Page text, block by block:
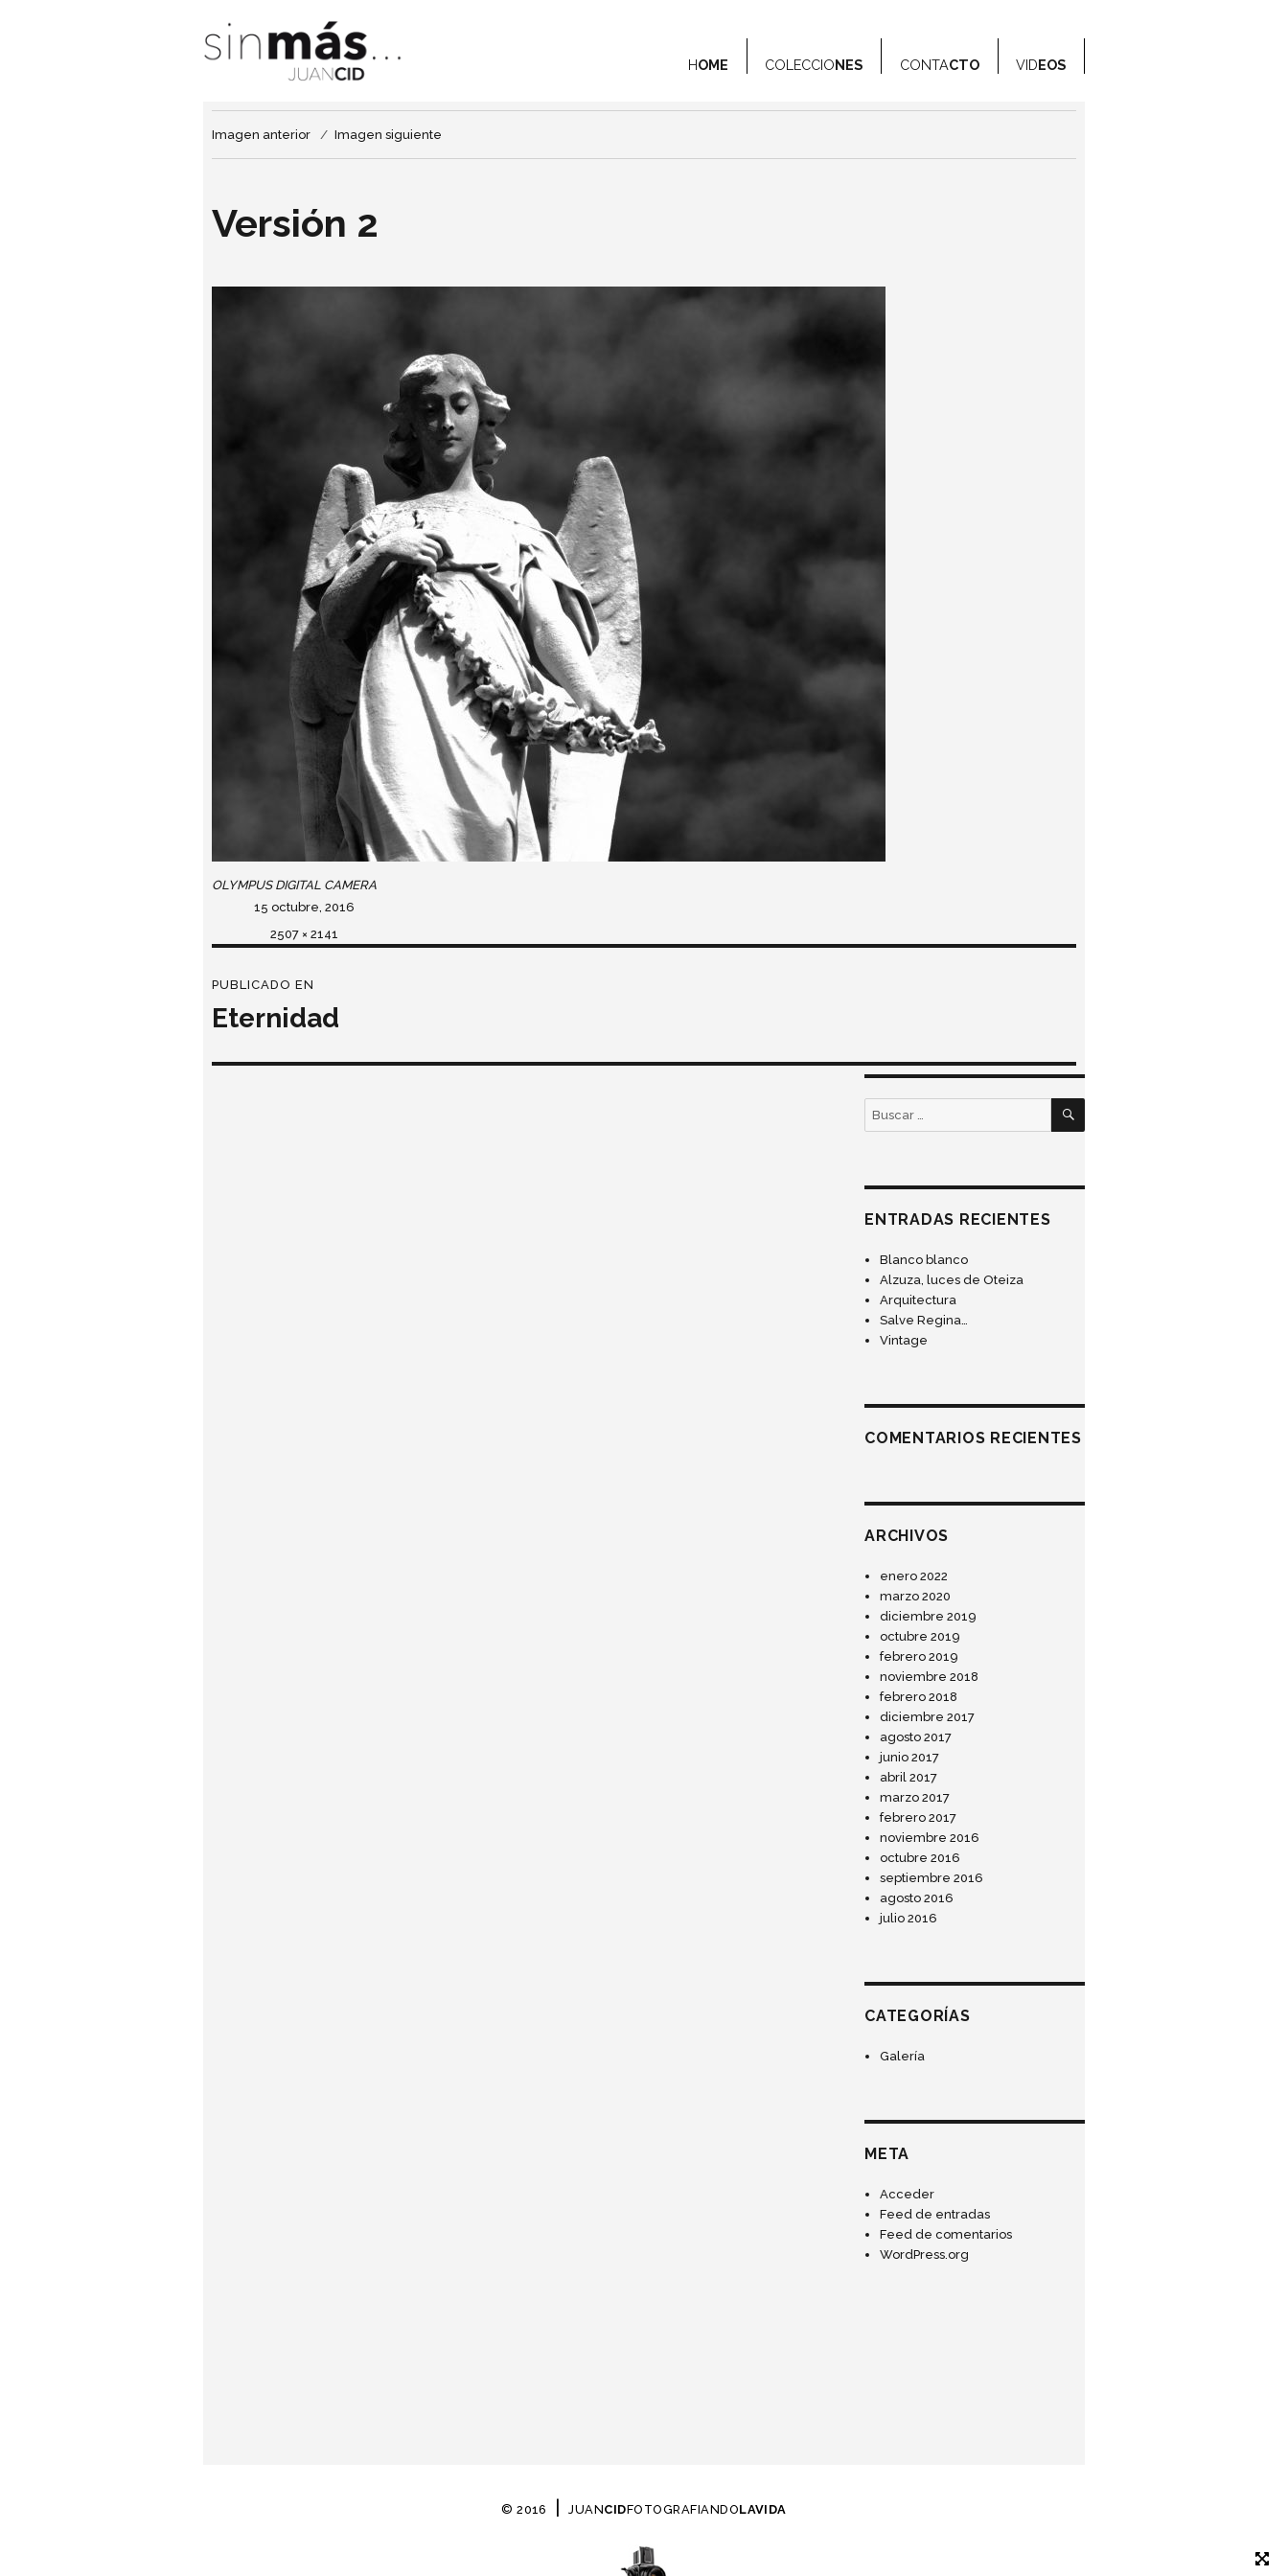
HOME COLECCIONES CONTACTO VIDEOS
Imagen anterior Imagen siguiente
Versión 2
OLYMPUS DIGITAL CAMERA
Publicado
15 octubre, 2016
Tamaño
2507 × 2141
de
entradas
PUBLICADO EN
Eternidad
Buscar
por:
BUSCAR
ENTRADAS RECIENTES
Blanco blanco
Alzuza, luces de Oteiza
Arquitectura
Salve Regina…
Vintage
COMENTARIOS RECIENTES
ARCHIVOS
enero 2022
marzo 2020
diciembre 2019
octubre 2019
febrero 2019
noviembre 2018
febrero 2018
diciembre 2017
agosto 2017
junio 2017
abril 2017
marzo 2017
febrero 2017
noviembre 2016
octubre 2016
septiembre 2016
agosto 2016
julio 2016
CATEGORÍAS
Galería
META
Acceder
Feed de entradas
Feed de comentarios
WordPress.org
© 2016 | JUANCIDFOTOGRAFIANDOLAVIDA